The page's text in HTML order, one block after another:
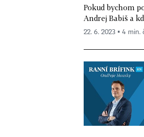
Pokud bychom
Andrej Babiš a
22. 6. 2023 ▪ 4 min.